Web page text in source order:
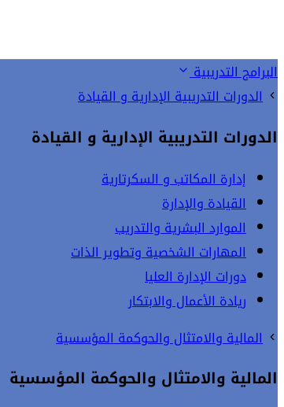
البرامج التدريبية
الدورات التدريبية الإدارية و القيادة
الدورات التدريبية الإدارية و القيادة
إدارة المكاتب و السكرتارية
القيادة والإدارة
الموارد البشرية والتدريب
المهارات الشخصية وتطوير الذات
دورات الإدارة العليا
ريادة الأعمال والابتكار
المالية والامتثال والحوكمة المؤسسية
المالية والامتثال والحوكمة المؤسسية